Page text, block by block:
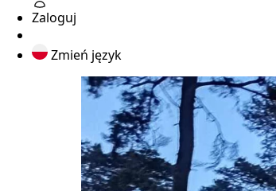
Zaloguj
Zmień język